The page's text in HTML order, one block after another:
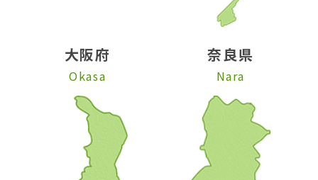
大阪府
Okasa
奈良県
Nara